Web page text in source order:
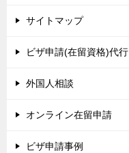
サイトマップ
ビザ申請(在留資格)代行
外国人相談
オンライン在留申請
ビザ申請事例